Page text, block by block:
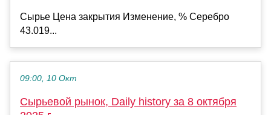
Сырье Цена закрытия Изменение, % Серебро
43.019...
09:00, 10 Окт
Сырьевой рынок, Daily history за 8 октября